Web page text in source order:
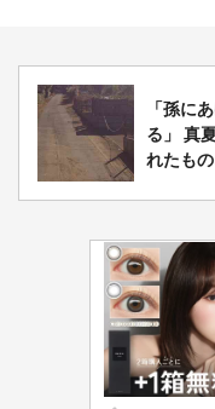
「孫に
る」 真
れたも